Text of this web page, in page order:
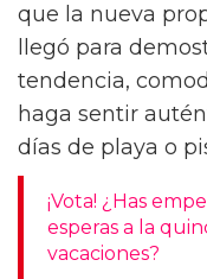
que la nueva
llegó para
tendencia,
haga sentir
días de playa o
¡Vota! ¿Has
esperas a la
vacaciones?